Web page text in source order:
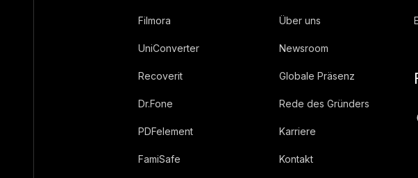
Filmora
UniConverter
Recoverit
Dr.Fone
PDFelement
FamiSafe
Über uns
Newsroom
Globale Präsenz
Rede des Gründers
Karriere
Kontakt